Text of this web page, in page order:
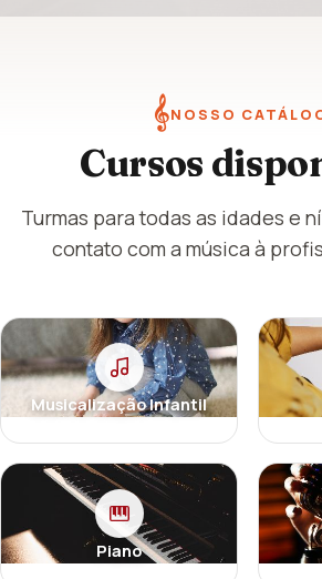
𝄞NOSSO
Cursos
Turmas para todas as idades e
contato com a música à
Musicalização Infantil
Piano